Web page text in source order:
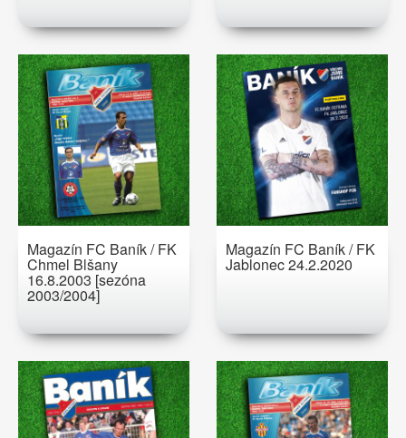
Magazín FC Baník / FK
Chmel Blšany
16.8.2003 [sezóna
2003/2004]
Magazín FC Baník / FK
Jablonec 24.2.2020